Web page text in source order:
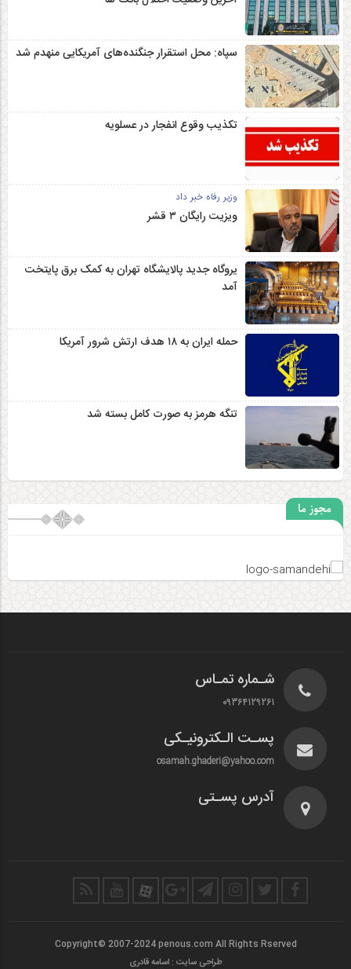
سپاه: محل استقرار جنگنده‌های آمریکایی منهدم شد
تکذیب وقوع انفجار در عسلویه
وزیر رفاه خبر داد
ویزیت رایگان ۳ قشر
یروگاه جدید پالایشگاه تهران به کمک برق پایتخت
آمد
حمله ایران به ۱۸ هدف ارتش شرور آمریکا
تنگه هرمز به صورت کامل بسته شد
مجوز ما
شـماره تمـاس
09364129261
پسـت الـکترونیـکی
osamah.ghaderi@yahoo.com
آدرس پسـتی
Copyright© 2007-2024 penous.com All Rights Rserved
طراحی سایت : اسامه قادری